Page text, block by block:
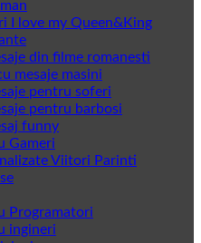
I love my Queen&King
din filme romanesti
mesaje masini
pentru soferi
pentru barbosi
funny
Gameri
Viitori Parinti
Programatori
ingineri